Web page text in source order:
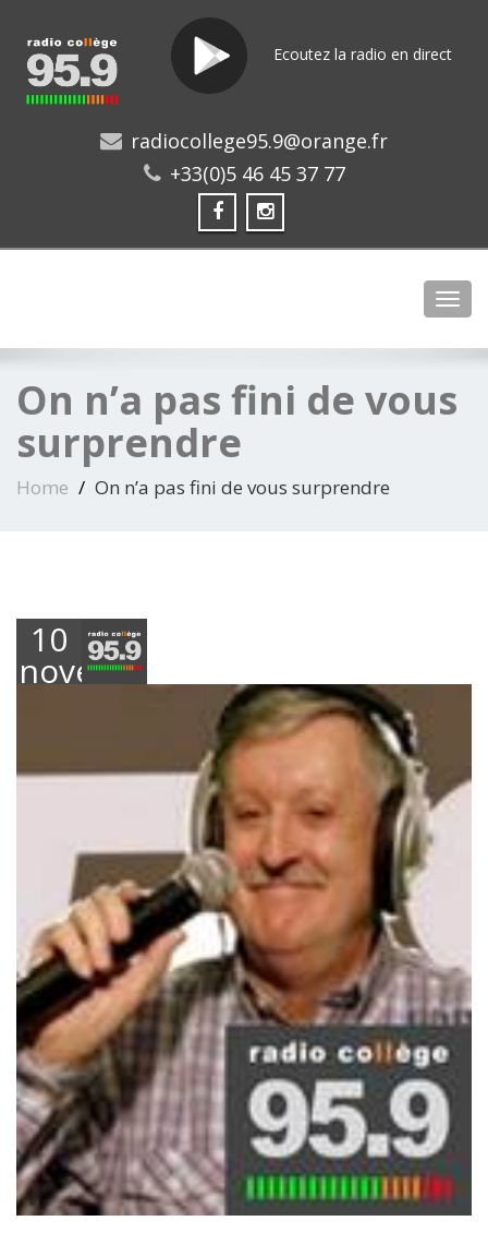
Ecoutez la radio en direct
radiocollege95.9@orange.fr
+33(0)5 46 45 37 77
On n’a pas fini de vous
surprendre
Home On n’a pas fini de vous surprendre
10
novembre